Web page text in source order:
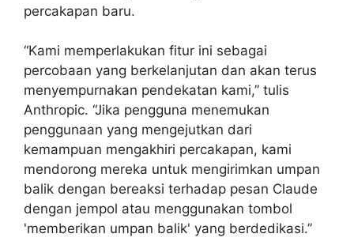
percakapan baru.
“Kami memperlakukan fitur ini sebagai
percobaan yang berkelanjutan dan akan terus
menyempurnakan pendekatan kami,” tulis
Anthropic. “Jika pengguna menemukan
penggunaan yang mengejutkan dari
kemampuan mengakhiri percakapan, kami
mendorong mereka untuk mengirimkan umpan
balik dengan bereaksi terhadap pesan Claude
dengan jempol atau menggunakan tombol
'memberikan umpan balik' yang berdedikasi.”